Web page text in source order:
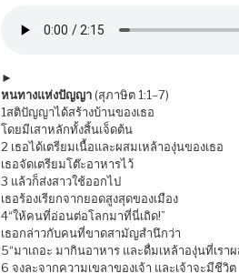
►
หนทางแห่งปัญญา(สุภาษิต 1:1–7)
1สติปัญญาได้สร้างบ้านของเธอ
โดยมีเสาหลักทั้งสิ้นเจ็ดต้น
2 เธอได้เตรียมเนื้อและผสมเหล้าองุ่นของเธอ
เธอจัดเตรียมโต๊ะอาหารไว้
3 แล้วก็ส่งสาวใช้ออกไป
เธอร้องเรียกจากยอดสูงสุดของเมือง
4“ให้คนที่อ่อนต่อโลกมาที่นี่เถิด!”
เธอกล่าวกับคนที่ขาดสามัญสำนึกว่า
5“มาเถอะ มากินอาหาร และดื่มเหล้าองุ่นที่เรา
6 จงละจากความเขลาของเจ้า และเจ้าจะมีชีวิต